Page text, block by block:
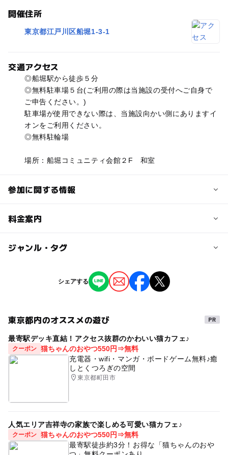
開催住所
東京都江戸川区船堀1-3-1
交通アクセス
◎船堀駅から徒歩５分
◎無料駐車場５台(ご利用の際は当施設の受付へご自身で
ご申告ください。)
駐車場が使用できない際は、当施設向かい側にありますイ
オンをご利用ください。
◎無料駐輪場
場所：船堀コミュニティ会館２F 和室
参加に関する情報
対象年齢
予約ページ
予約はこちらから
料金案内
子供の料金
子供の料金詳細
ジャンル・タグ
ものづくり・学び体験
タグ
英語絵本読み聞かせ 駅近 親子サロン おうち英語
英語イベント 国際イベント
シェアする
東京都内のオススメの遊び
最寄駅デッキ直結！アクセス抜群のかわいい猫カフェ♪
クーポン 猫ちゃんのおやつ550円⇒無料
充電器・wifi・マンガ・ボードゲーム無料♪癒
しとくつろぎの空間
東京都町田市
人気エリア吉祥寺の家族で楽しめる可愛い猫カフェ♪
クーポン 猫ちゃんのおやつ550円⇒無料
最寄駅徒歩約3分！お得な「猫ちゃんのおや